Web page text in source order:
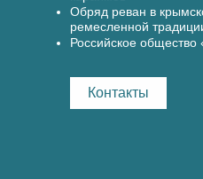
Обряд реван в
ремесленной
Российское общество
Контакты